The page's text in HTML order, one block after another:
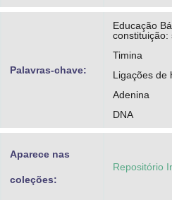
Palavras-chave:
Educação
constituição:
Timina
Ligações de
Adenina
DNA
Aparece nas
coleções:
Repositório